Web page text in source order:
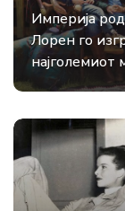
Империја
Лорен го